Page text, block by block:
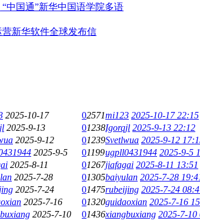
新华中国语学院多语
新华软件全球发布信
2025-10-17 02571mi123 2025-10-17 22:15
2025-9-13 01238Igorqjl 2025-9-13 22:12
2025-9-12 01239Svetlwua 2025-9-12
2025-9-5 01199ugpll0431944 2025-9-5
2025-8-11 01267jiafagai 2025-8-11 13:51
2025-7-28 01305baiyulan 2025-7-28
2025-7-24 01475rubeijing 2025-7-24
2025-7-16 01320guidaoxian 2025-7-16
2025-7-10 01436xiangbuxiang 2025-7-10